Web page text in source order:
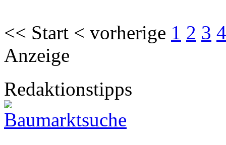
<< Start < vorherige 1 2 3 4
Anzeige
Redaktionstipps